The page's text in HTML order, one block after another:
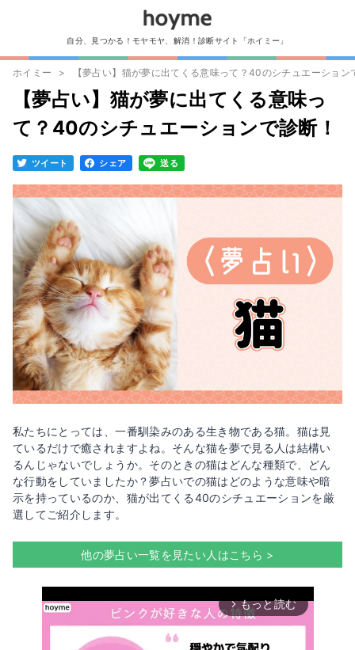
自分、見つかる！モヤモヤ、解消！診断サイト「ホイミー」
ホイミー 【夢占い】猫が夢に出てくる意味って？40のシチュエーション
【夢占い】猫が夢に出てくる意味っ
て？40のシチュエーションで診断！
ツイート シェア 送る
私たちにとっては、一番馴染みのある生き物である猫。猫は見
ているだけで癒されますよね。そんな猫を夢で見る人は結構い
るんじゃないでしょうか。そのときの猫はどんな種類で、どん
な行動をしていましたか？夢占いでの猫はどのような意味や暗
示を持っているのか、猫が出てくる40のシチュエーションを厳
選してご紹介します。
他の夢占い一覧を見たい人はこちら >
arrow_forward_ios もっと読む